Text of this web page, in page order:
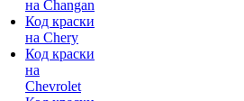
на Changan
Код краски
на Chery
Код краски
на
Chevrolet